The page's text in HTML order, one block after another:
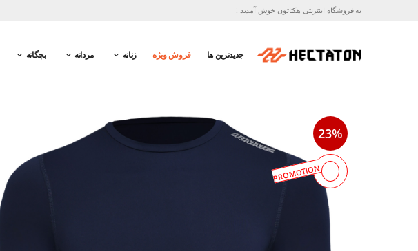
به فروشگاه اینترنتی هکتاتون خوش آمدید !
جدیدترین ها فروش ویژه زنانه مردانه بچگانه
23%
PROMOTION